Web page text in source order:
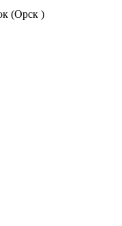
(Орск )